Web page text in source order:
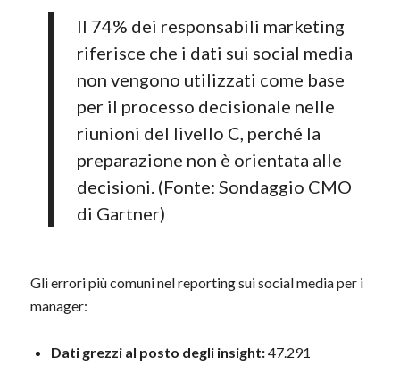
Il 74% dei responsabili marketing
riferisce che i dati sui social media
non vengono utilizzati come base
per il processo decisionale nelle
riunioni del livello C, perché la
preparazione non è orientata alle
decisioni. (Fonte: Sondaggio CMO
di Gartner)
Gli errori più comuni nel reporting sui social media per i
manager:
Dati grezzi al posto degli insight:47.291